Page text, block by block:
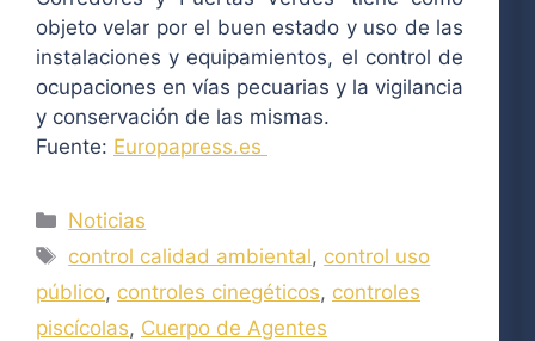
objeto velar por el buen estado y uso de las
instalaciones y equipamientos, el control de
ocupaciones en vías pecuarias y la vigilancia
y conservación de las mismas.
Fuente: Europapress.es
Categorías
Noticias
Etiquetas
control calidad ambiental, control uso
público, controles cinegéticos, controles
piscícolas, Cuerpo de Agentes